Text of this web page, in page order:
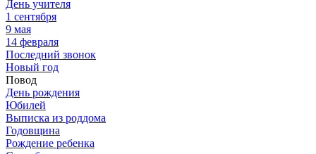
День учителя
1 сентября
9 мая
14 февраля
Последний звонок
Новый год
Повод
День рождения
Юбилей
Выписка из роддома
Годовщина
Рождение ребенка